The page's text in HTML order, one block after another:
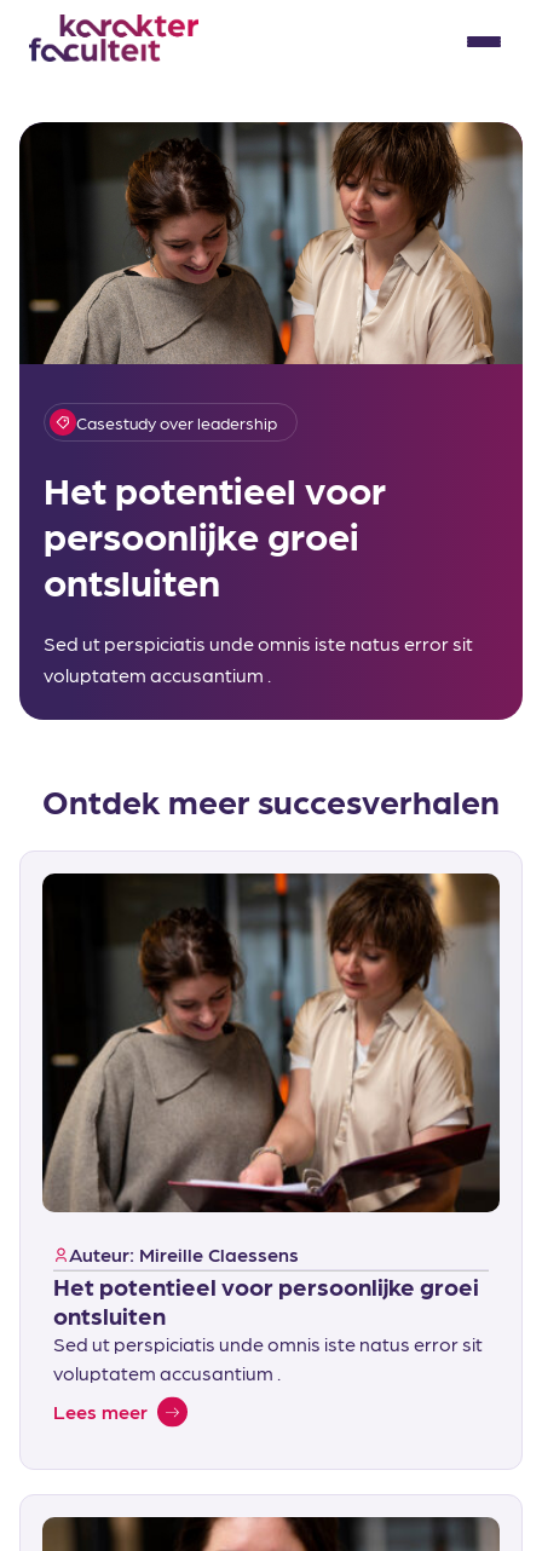
Menu
Casestudy over leadership
Het potentieel voor
persoonlijke groei
ontsluiten
Sed ut perspiciatis unde omnis iste natus error sit
voluptatem accusantium .
Ontdek meer succesverhalen
Auteur: Mireille Claessens
Het potentieel voor persoonlijke groei
ontsluiten
Sed ut perspiciatis unde omnis iste natus error sit
voluptatem accusantium .
Lees meer